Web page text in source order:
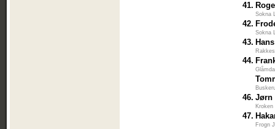
41.
Sokna
42.
Sokna
43.
44.
46.
47.
Frogn